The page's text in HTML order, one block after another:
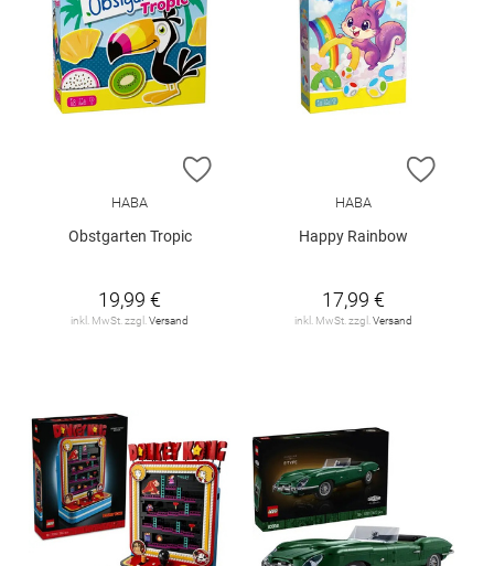
ZUR WUNSCHLISTE HINZUFÜGEN
HABA
Obstgarten Tropic
19,99 €
inkl. MwSt. zzgl. Versand
ZUR
HABA
Happy Rainbow
17,99 €
inkl. MwSt. zzgl. Versand